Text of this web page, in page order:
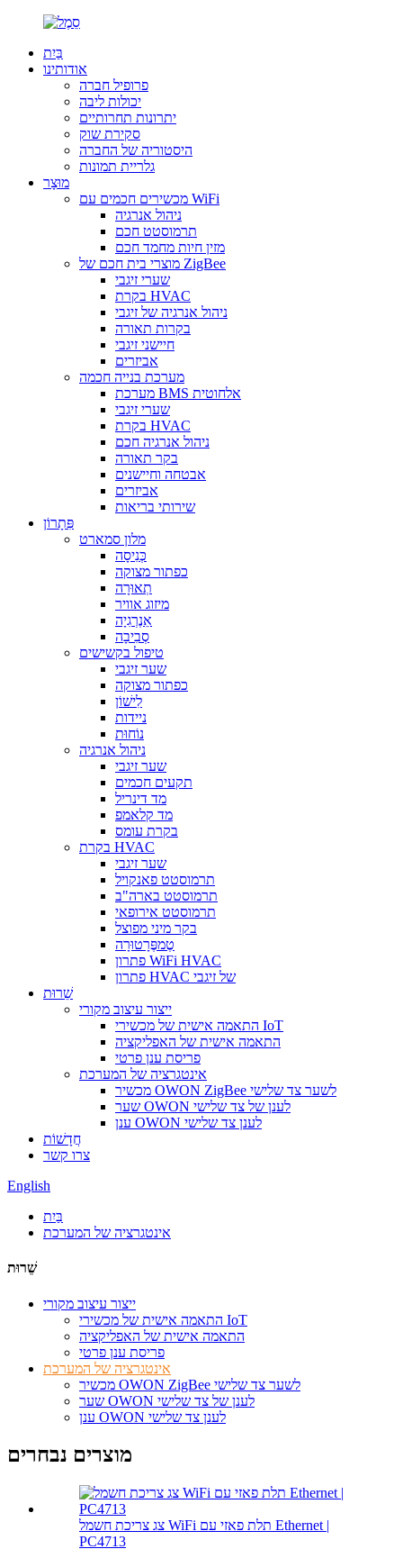
בַּיִת
אודותינו
פרופיל חברה
יכולות ליבה
יתרונות תחרותיים
סקירת שוק
היסטוריה של החברה
גלריית תמונות
מוּצָר
מכשירים חכמים עם WiFi
ניהול אנרגיה
תרמוסטט חכם
מזין חיות מחמד חכם
מוצרי בית חכם של ZigBee
שערי זיגבי
בקרת HVAC
ניהול אנרגיה של זיגבי
בקרות תאורה
חיישני זיגבי
אביזרים
מערכת בנייה חכמה
מערכת BMS אלחוטית
שערי זיגבי
בקרת HVAC
ניהול אנרגיה חכם
בקר תאורה
אבטחה וחיישנים
אביזרים
שירותי בריאות
פִּתָרוֹן
מלון סמארט
כְּנִיסָה
כפתור מצוקה
תְאוּרָה
מיזוג אוויר
אֵנֶרְגִיָה
סְבִיבָה
טיפול בקשישים
שער זיגבי
כפתור מצוקה
לִישׁוֹן
ניידות
נוֹחוּת
ניהול אנרגיה
שער זיגבי
תקעים חכמים
מד דינריל
מד קלאמפ
בקרת עומס
בקרת HVAC
שער זיגבי
תרמוסטט פאנקויל
תרמוסטט בארה"ב
תרמוסטט אירופאי
בקר מיני מפוצל
טֶמפֶּרָטוּרָה
פתרון WiFi HVAC
פתרון HVAC של זיגבי
שֵׁרוּת
ייצור עיצוב מקורי
התאמה אישית של מכשירי IoT
התאמה אישית של האפליקציה
פריסת ענן פרטי
אינטגרציה של המערכת
מכשיר OWON ZigBee לשער צד שלישי
שער OWON לענן של צד שלישי
ענן OWON לענן צד שלישי
חֲדָשׁוֹת
צרו קשר
English
בַּיִת
אינטגרציה של המערכת
שֵׁרוּת
ייצור עיצוב מקורי
התאמה אישית של מכשירי IoT
התאמה אישית של האפליקציה
פריסת ענן פרטי
אינטגרציה של המערכת
מכשיר OWON ZigBee לשער צד שלישי
שער OWON לענן של צד שלישי
ענן OWON לענן צד שלישי
מוצרים נבחרים
צג צריכת חשמל WiFi תלת פאזי עם Ethernet |
PC4713